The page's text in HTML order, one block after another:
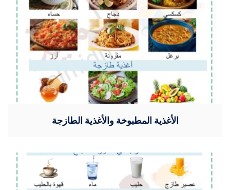
الأغذية المطبوخة والأغذية الطازجة